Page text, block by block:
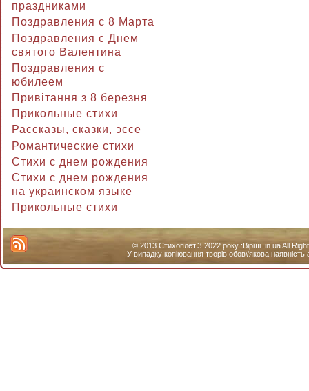
праздниками
Поздравления с 8 Марта
Поздравления с Днем
святого Валентина
Поздравления с
юбилеем
Привітання з 8 березня
Прикольные стихи
Рассказы, сказки, эссе
Романтические стихи
Стихи с днем рождения
Стихи с днем рождения
на украинском языке
Прикольные стихи
© 2013 Стихоплет.З 2022 року :Вірші. in.ua All
У випадку копіювання творів обов\'якова наявність